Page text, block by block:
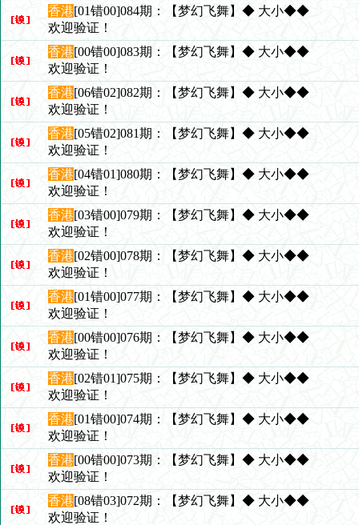
香港[01错00]084期：【梦幻飞舞】◆ 大小◆◆
欢迎验证！
香港[00错00]083期：【梦幻飞舞】◆ 大小◆◆
欢迎验证！
香港[06错02]082期：【梦幻飞舞】◆ 大小◆◆
欢迎验证！
香港[05错02]081期：【梦幻飞舞】◆ 大小◆◆
欢迎验证！
香港[04错01]080期：【梦幻飞舞】◆ 大小◆◆
欢迎验证！
香港[03错00]079期：【梦幻飞舞】◆ 大小◆◆
欢迎验证！
香港[02错00]078期：【梦幻飞舞】◆ 大小◆◆
欢迎验证！
香港[01错00]077期：【梦幻飞舞】◆ 大小◆◆
欢迎验证！
香港[00错00]076期：【梦幻飞舞】◆ 大小◆◆
欢迎验证！
香港[02错01]075期：【梦幻飞舞】◆ 大小◆◆
欢迎验证！
香港[01错00]074期：【梦幻飞舞】◆ 大小◆◆
欢迎验证！
香港[00错00]073期：【梦幻飞舞】◆ 大小◆◆
欢迎验证！
香港[08错03]072期：【梦幻飞舞】◆ 大小◆◆
欢迎验证！